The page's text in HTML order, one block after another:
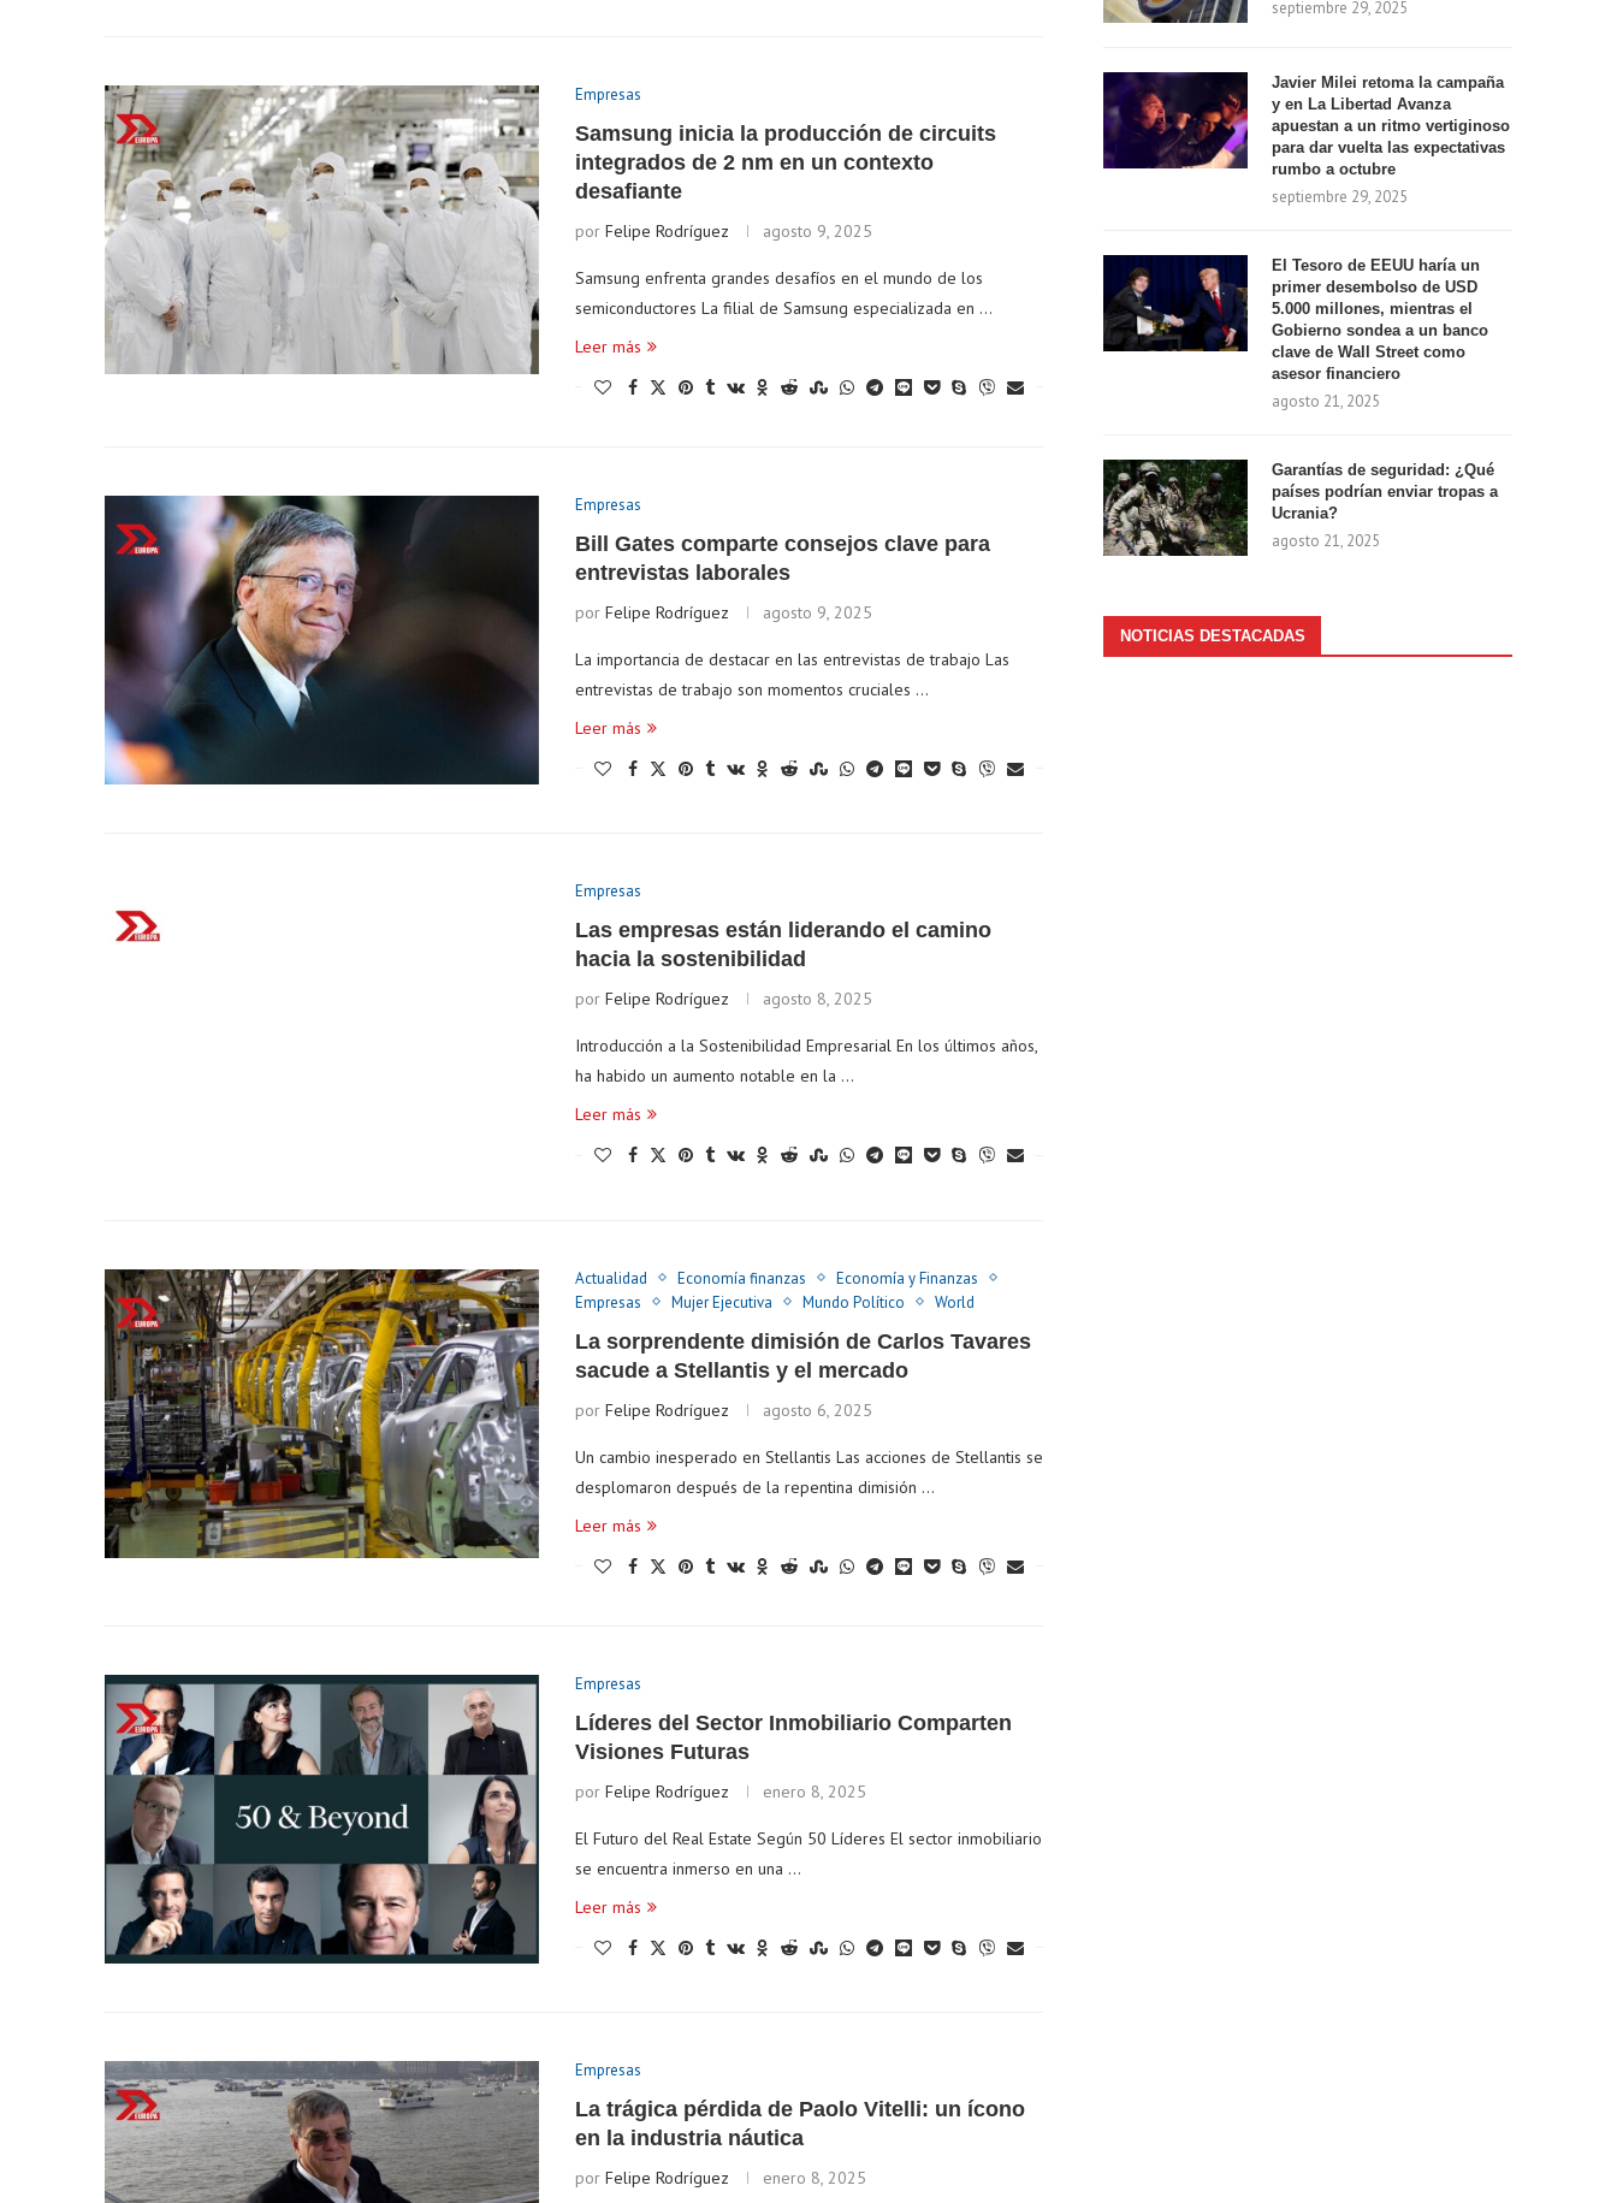
Empresas
Samsung inicia la producción de circuits
integrados de 2 nm en un contexto
desafiante
por Felipe Rodríguez agosto 9, 2025
Samsung enfrenta grandes desafíos en el mundo de los
semiconductores La filial de Samsung especializada en …
Leer más
Empresas
Bill Gates comparte consejos clave para
entrevistas laborales
por Felipe Rodríguez agosto 9, 2025
La importancia de destacar en las entrevistas de trabajo Las
entrevistas de trabajo son momentos cruciales …
Leer más
Empresas
Las empresas están liderando el camino
hacia la sostenibilidad
por Felipe Rodríguez agosto 8, 2025
Introducción a la Sostenibilidad Empresarial En los últimos años,
ha habido un aumento notable en la …
Leer más
Actualidad Economía finanzas
Economía y Finanzas
Empresas
Mujer Ejecutiva Mundo Político World
La sorprendente dimisión de Carlos Tavares
sacude a Stellantis y el mercado
por Felipe Rodríguez agosto 6, 2025
Un cambio inesperado en Stellantis Las acciones de Stellantis se
desplomaron después de la repentina dimisión …
Leer más
Empresas
Líderes del Sector Inmobiliario Comparten
Visiones Futuras
por Felipe Rodríguez enero 8, 2025
El Futuro del Real Estate Según 50 Líderes El sector inmobiliario
se encuentra inmerso en una …
Leer más
Empresas
La trágica pérdida de Paolo Vitelli: un ícono
en la industria náutica
por Felipe Rodríguez enero 8, 2025
septiembre 29, 2025
Javier Milei retoma la campaña
y en La Libertad Avanza
apuestan a un ritmo vertiginoso
para dar vuelta las expectativas
rumbo a octubre
septiembre 29, 2025
El Tesoro de EEUU haría un
primer desembolso de USD
5.000 millones, mientras el
Gobierno sondea a un banco
clave de Wall Street como
asesor financiero
agosto 21, 2025
Garantías de seguridad: ¿Qué
países podrían enviar tropas a
Ucrania?
agosto 21, 2025
NOTICIAS DESTACADAS